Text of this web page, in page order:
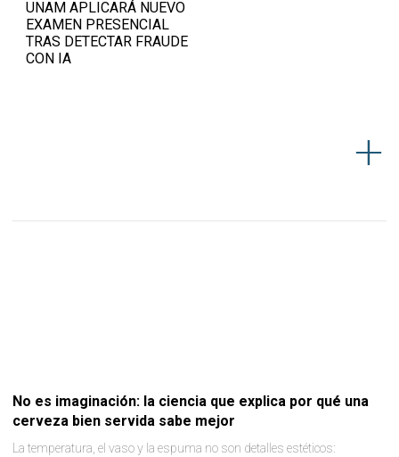
UNAM APLICARÁ NUEVO
EXAMEN PRESENCIAL
TRAS DETECTAR FRAUDE
CON IA
No es imaginación: la ciencia que explica por qué una
cerveza bien servida sabe mejor
La temperatura, el vaso y la espuma no son detalles estéticos: